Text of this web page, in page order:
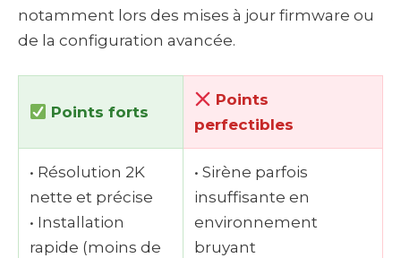
notamment lors des mises à jour firmware ou
de la configuration avancée.
Points forts
Points
perfectibles
• Résolution 2K
nette et précise
• Installation
rapide (moins de
• Sirène parfois
insuffisante en
environnement
bruyant